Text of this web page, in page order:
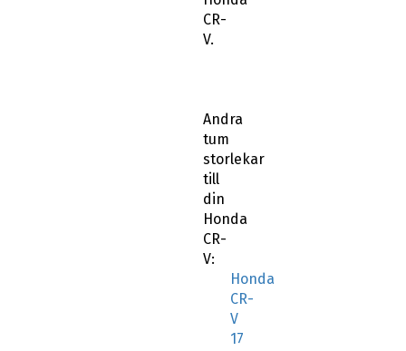
CR-
V.
Andra
tum
storlekar
till
din
Honda
CR-
V:
Honda
CR-
V
17